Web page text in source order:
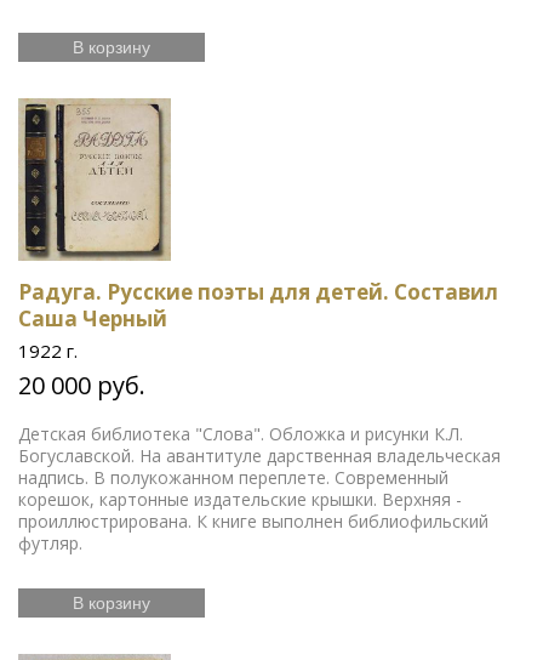
В корзину
Радуга. Русские поэты для детей. Составил
Саша Черный
1922 г.
20 000 руб.
Детская библиотека "Слова". Обложка и рисунки К.Л.
Богуславской. На авантитуле дарственная владельческая
надпись. В полукожанном переплете. Современный
корешок, картонные издательские крышки. Верхняя -
проиллюстрирована. К книге выполнен библиофильский
футляр.
В корзину